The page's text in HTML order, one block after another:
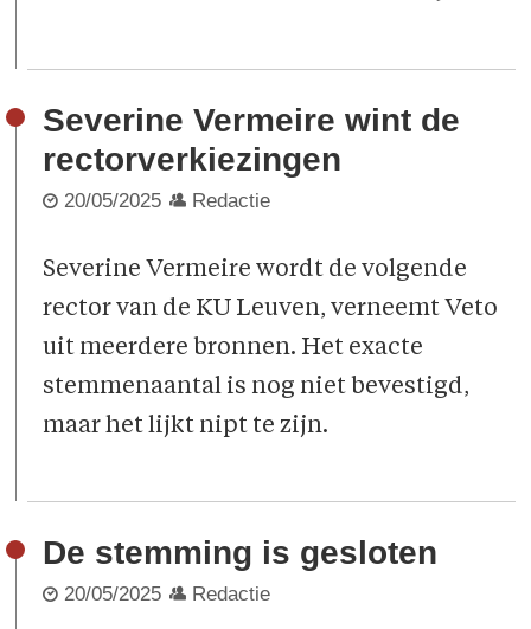
Severine Vermeire wint de
rectorverkiezingen
20/05/2025 Redactie
Severine Vermeire wordt de volgende
rector van de KU Leuven, verneemt Veto
uit meerdere bronnen. Het exacte
stemmenaantal is nog niet bevestigd,
maar het lijkt nipt te zijn.
De stemming is gesloten
20/05/2025 Redactie